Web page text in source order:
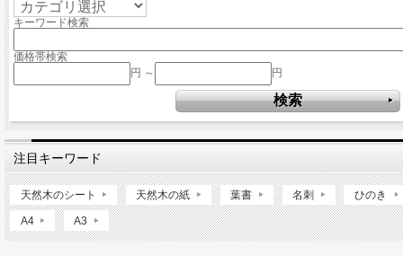
キーワード検索
価格帯検索
円 ～
円
注目キーワード
天然木のシート 天然木の紙 葉書 名刺 ひのき
A4 A3